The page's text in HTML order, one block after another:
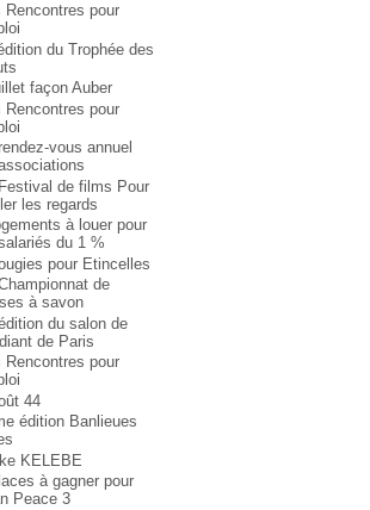
Rencontres pour
du Trophée des
façon Auber
Rencontres pour
vous annuel
de films Pour
les regards
à louer pour
du 1 %
pour Etincelles
de
à savon
du salon de
de Paris
Rencontres pour
44
édition Banlieues
KELEBE
à gagner pour
Peace 3